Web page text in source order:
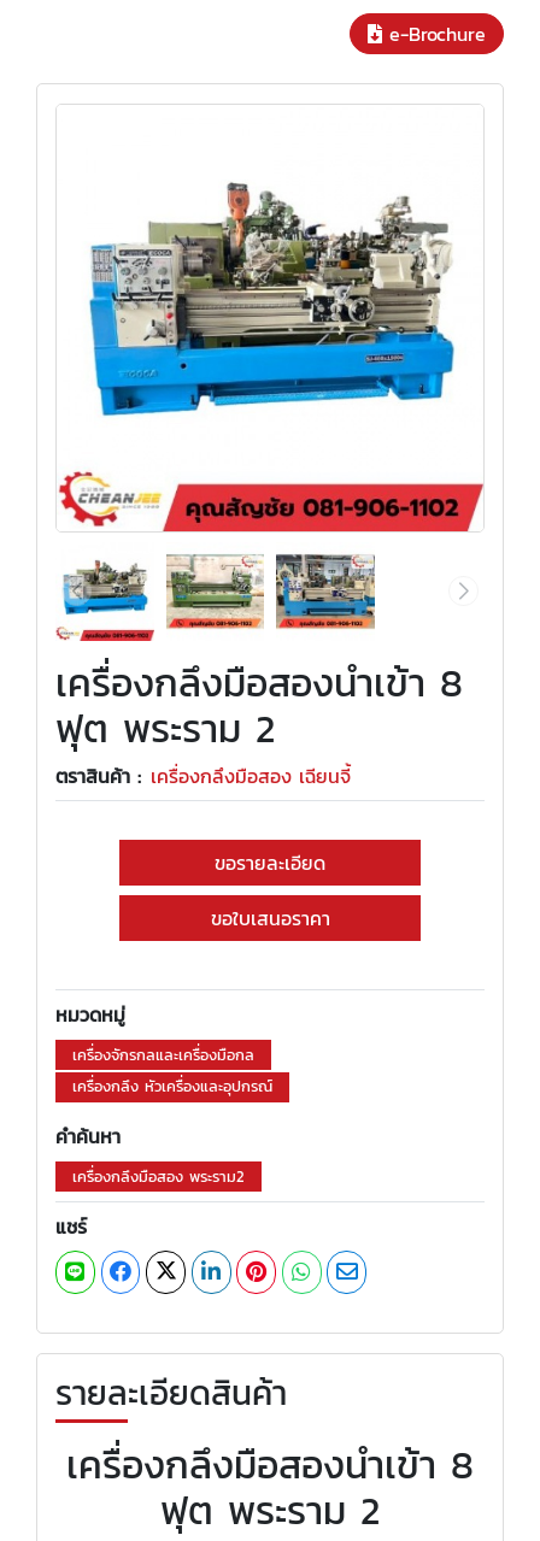
e-Brochure
เครื่องกลึงมือสองนำเข้า 8
ฟุต พระราม 2
ตราสินค้า : เครื่องกลึงมือสอง เฉียนจี้
ขอรายละเอียด
ขอใบเสนอราคา
หมวดหมู่
เครื่องจักรกลและเครื่องมือกล
เครื่องกลึง หัวเครื่องและอุปกรณ์
คำค้นหา
เครื่องกลึงมือสอง พระราม2
แชร์
รายละเอียดสินค้า
เครื่องกลึงมือสองนำเข้า 8
ฟุต พระราม 2